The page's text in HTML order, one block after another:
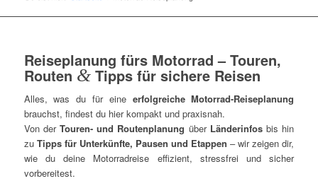
Reiseplanung fürs Motorrad – Touren,
Routen &Tipps für sichere Reisen
Alles, was du für eine erfolgreiche Motorrad-Reiseplanung
brauchst, findest du hier kompakt und praxisnah.
Von derTouren- und Routenplanung über Länderinfosbis hin
zu Tipps für Unterkünfte, Pausen und Etappen – wir zeigen dir,
wie du deine Motorradreise effizient, stressfrei und sicher
vorbereitest.